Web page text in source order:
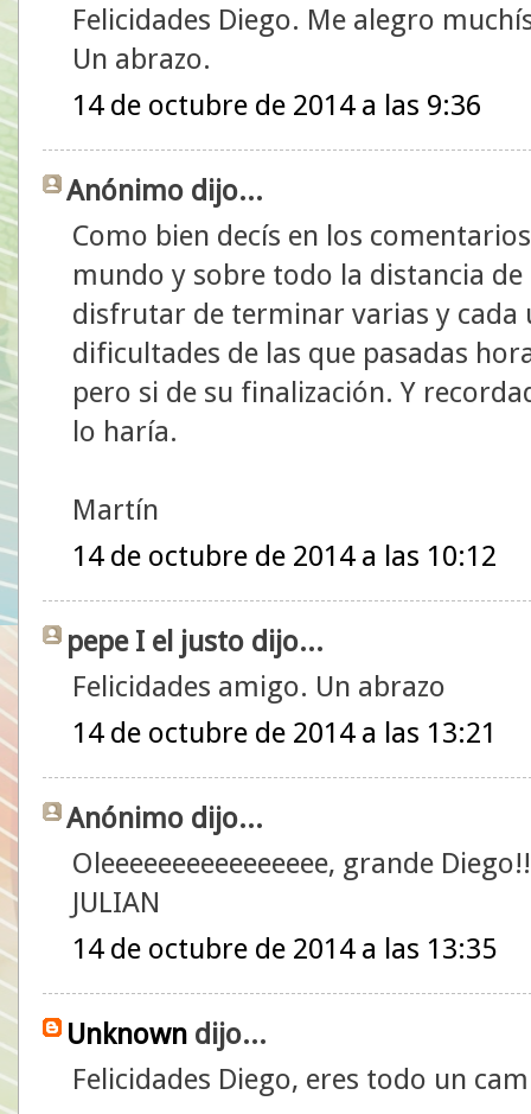
Felicidades Diego. Me alegro
Un abrazo.
14 de octubre de 2014 a las 9:36
Anónimo dijo...
Como bien decís en los
mundo y sobre todo la distancia
disfrutar de terminar varias y cada
dificultades de las que pasadas
pero si de su finalización. Y
lo haría.
Martín
14 de octubre de 2014 a las 10:12
pepe I el justo dijo...
Felicidades amigo. Un abrazo
14 de octubre de 2014 a las 13:21
Anónimo dijo...
Oleeeeeeeeeeeeeeee, grande
JULIAN
14 de octubre de 2014 a las 13:35
Unknown dijo...
Felicidades Diego, eres todo un